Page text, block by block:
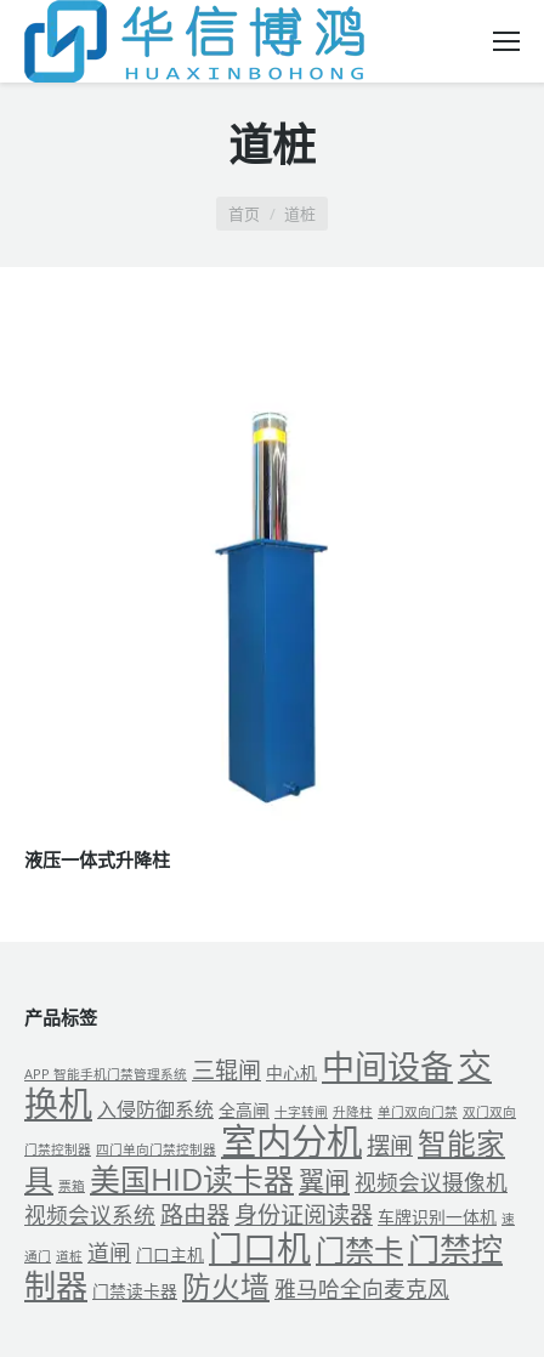
道桩
首页 道桩
液压一体式升降柱
产品标签
APP 智能手机门禁管理系统 三辊闸 中心机 中间设备交
换机 入侵防御系统 全高闸 十字转闸 升降柱 单门双向门禁 双门双向
门禁控制器 四门单向门禁控制器 室内分机摆闸 智能家
具 票箱 美国HID读卡器 翼闸 视频会议摄像机
视频会议系统 路由器 身份证阅读器 车牌识别一体机 速
通门 道桩 道闸 门口主机 门口机门禁卡 门禁控
制器 门禁读卡器 防火墙 雅马哈全向麦克风